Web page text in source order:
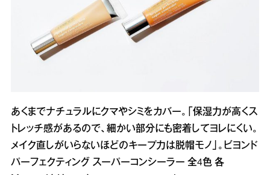
あくまでナチュラルにクマやシミをカバー。「保湿力が高くス
トレッチ感があるので、細かい部分にも密着してヨレにくい。
メイク直しがいらないほどのキープ力は脱帽モノ」。ビヨンド
パーフェクティング スーパーコンシーラー 全4色 各